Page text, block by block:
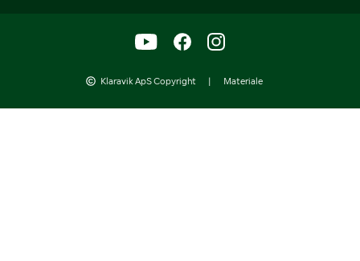
Klaravik ApS Copyright | Materiale